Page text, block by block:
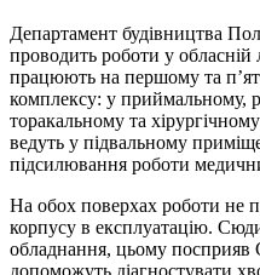
Департамент будівництва
проводить роботи у обласній
працюють на першому та
комплексу: у приймальному,
торакальному та
ведуть у підвальному
підсилювання роботи
На обох поверхах роботи не
корпусу в експлуатацію.
обладнання, цьому посприяв